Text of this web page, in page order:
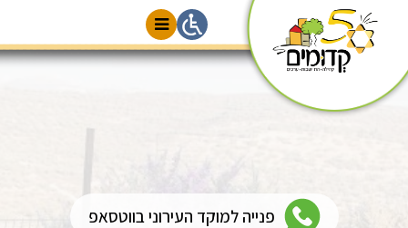
מועצה מקומית קדומים
פנייה למוקד העירוני בווטסאפ